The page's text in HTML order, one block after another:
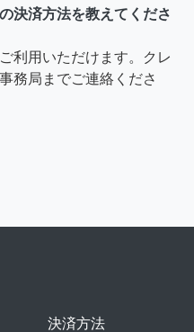
決済方法を教えてくださ
利用いただけます。クレ
務局までご連絡くださ
決済方法